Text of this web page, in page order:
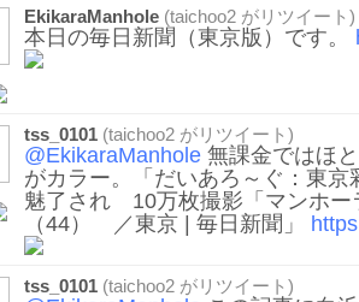
EkikaraManhole (taichoo2 がリツイート)
本日の毎日新聞（東京版）です。
tss_0101 (taichoo2 がリツイート)
@EkikaraManhole 無課金ではほ
がカラー。「だいあろ～ぐ：東
魅了され 10万枚撮影「マンホ
（44） ／東京 | 毎日新聞」
tss_0101 (taichoo2 がリツイート)